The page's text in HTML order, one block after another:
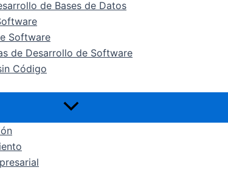
de Bases de Datos
Software
de Desarrollo de Software
Código